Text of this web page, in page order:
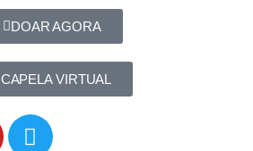
DOAR AGORA
CAPELA VIRTUAL